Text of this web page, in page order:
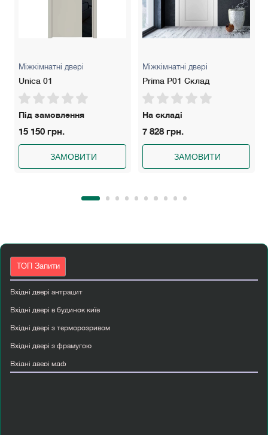
Гарантія: 5 років
Міжкімнатні двері
Unica 01
Під замовлення
15 150 грн.
ЗАМОВИТИ
Міжкімнатні двері
Prima P01 Склад
На складі
7 828 грн.
ЗАМОВИТИ
ТОП Запити
Вхідні двері антрацит
Вхідні двері в будинок київ
Вхідні двері з терморозривом
Вхідні двері з фрамугою
Вхідні двері мдф